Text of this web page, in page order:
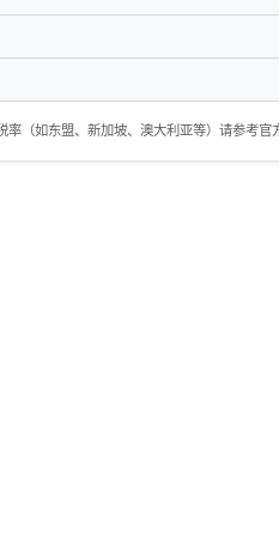
率（如东盟、新加坡、澳大利亚等）请参考官